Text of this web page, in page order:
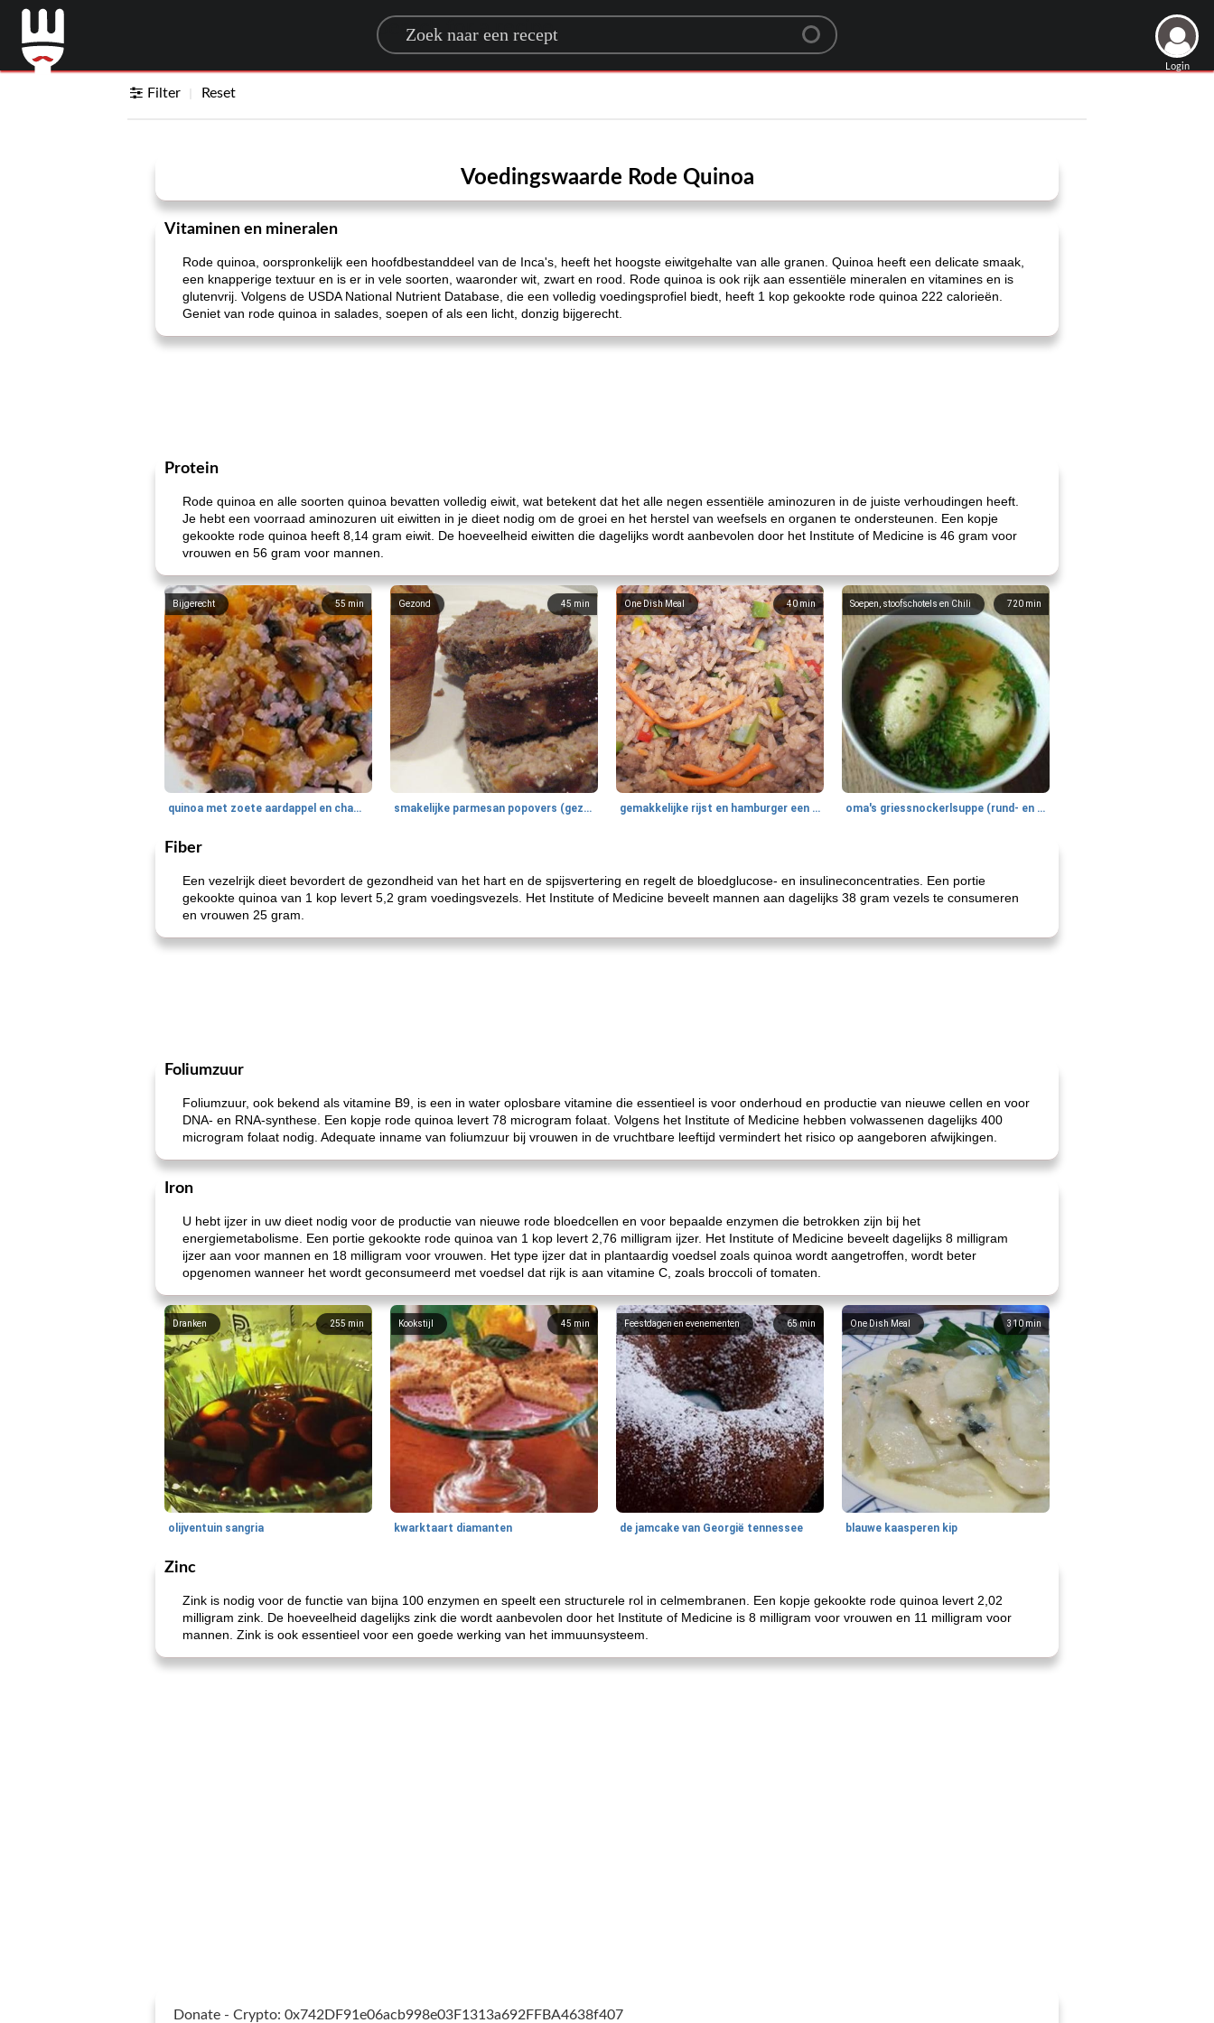
Search for a recipe
Login
Filter Reset
Voedingswaarde Rode Quinoa
Vitaminen en mineralen
Rode quinoa, oorspronkelijk een hoofdbestanddeel van de Inca's, heeft het hoogste eiwitgehalte van alle granen. Quinoa heeft een delicate smaak,
een knapperige textuur en is er in vele soorten, waaronder wit, zwart en rood. Rode quinoa is ook rijk aan essentiële mineralen en vitamines en is
glutenvrij. Volgens de USDA National Nutrient Database, die een volledig voedingsprofiel biedt, heeft 1 kop gekookte rode quinoa 222 calorieën.
Geniet van rode quinoa in salades, soepen of als een licht, donzig bijgerecht.
Protein
Rode quinoa en alle soorten quinoa bevatten volledig eiwit, wat betekent dat het alle negen essentiële aminozuren in de juiste verhoudingen heeft.
Je hebt een voorraad aminozuren uit eiwitten in je dieet nodig om de groei en het herstel van weefsels en organen te ondersteunen. Een kopje
gekookte rode quinoa heeft 8,14 gram eiwit. De hoeveelheid eiwitten die dagelijks wordt aanbevolen door het Institute of Medicine is 46 gram voor
vrouwen en 56 gram voor mannen.
55 min
Bijgerecht
quinoa met zoete aardappel en champignons
45 min
Gezond
smakelijke parmesan popovers (gezonder!)
40min
One Dish Meal
gemakkelijke rijst en hamburger een gerecht diner
720 min
Soepen, stoofschotels en Chili
oma's griessnockerlsuppe (rund- en griesmeelknoedelsoep)
Fiber
Een vezelrijk dieet bevordert de gezondheid van het hart en de spijsvertering en regelt de bloedglucose- en insulineconcentraties. Een portie
gekookte quinoa van 1 kop levert 5,2 gram voedingsvezels. Het Institute of Medicine beveelt mannen aan dagelijks 38 gram vezels te consumeren
en vrouwen 25 gram.
Foliumzuur
Foliumzuur, ook bekend als vitamine B9, is een in water oplosbare vitamine die essentieel is voor onderhoud en productie van nieuwe cellen en voor
DNA- en RNA-synthese. Een kopje rode quinoa levert 78 microgram folaat. Volgens het Institute of Medicine hebben volwassenen dagelijks 400
microgram folaat nodig. Adequate inname van foliumzuur bij vrouwen in de vruchtbare leeftijd vermindert het risico op aangeboren afwijkingen.
Iron
U hebt ijzer in uw dieet nodig voor de productie van nieuwe rode bloedcellen en voor bepaalde enzymen die betrokken zijn bij het
energiemetabolisme. Een portie gekookte rode quinoa van 1 kop levert 2,76 milligram ijzer. Het Institute of Medicine beveelt dagelijks 8 milligram
ijzer aan voor mannen en 18 milligram voor vrouwen. Het type ijzer dat in plantaardig voedsel zoals quinoa wordt aangetroffen, wordt beter
opgenomen wanneer het wordt geconsumeerd met voedsel dat rijk is aan vitamine C, zoals broccoli of tomaten.
255 min
Dranken
olijventuin sangria
45 min
Kookstijl
kwarktaart diamanten
65min
Feestdagen en evenementen
de jamcake van Georgië tennessee
310 min
One Dish Meal
blauwe kaasperen kip
Zinc
Zink is nodig voor de functie van bijna 100 enzymen en speelt een structurele rol in celmembranen. Een kopje gekookte rode quinoa levert 2,02
milligram zink. De hoeveelheid dagelijks zink die wordt aanbevolen door het Institute of Medicine is 8 milligram voor vrouwen en 11 milligram voor
mannen. Zink is ook essentieel voor een goede werking van het immuunsysteem.
Donate - Crypto: 0x742DF91e06acb998e03F1313a692FFBA4638f407